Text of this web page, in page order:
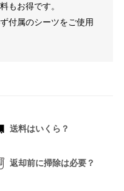
もお得です。
付属のシーツをご使用
送料はいくら？
返却前に掃除は必要？